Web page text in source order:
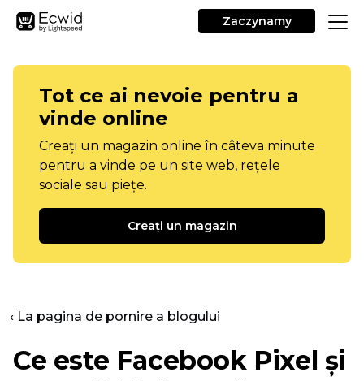
Zaczynamy
Tot ce ai nevoie pentru a
vinde online
Creați un magazin online în câteva minute
pentru a vinde pe un site web, rețele
sociale sau piețe.
Creați un magazin
‹ La pagina de pornire a blogului
Ce este Facebook Pixel și